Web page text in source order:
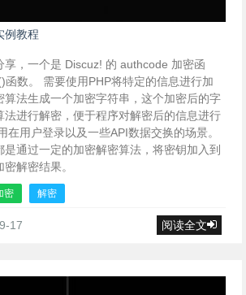
例教程
享，一个是 Discuz! 的 authcode 加密函
数。 需要使用PHP将特定的信息进行加
算法生成一个加密字符串，这个加密后的字
法进行解密，便于程序对解密后的信息进行
在用户登录以及一些API数据交换的场景。
是通过一定的加密解密算法，将密钥加入到
解密结果。
密 解密
17 阅读全文